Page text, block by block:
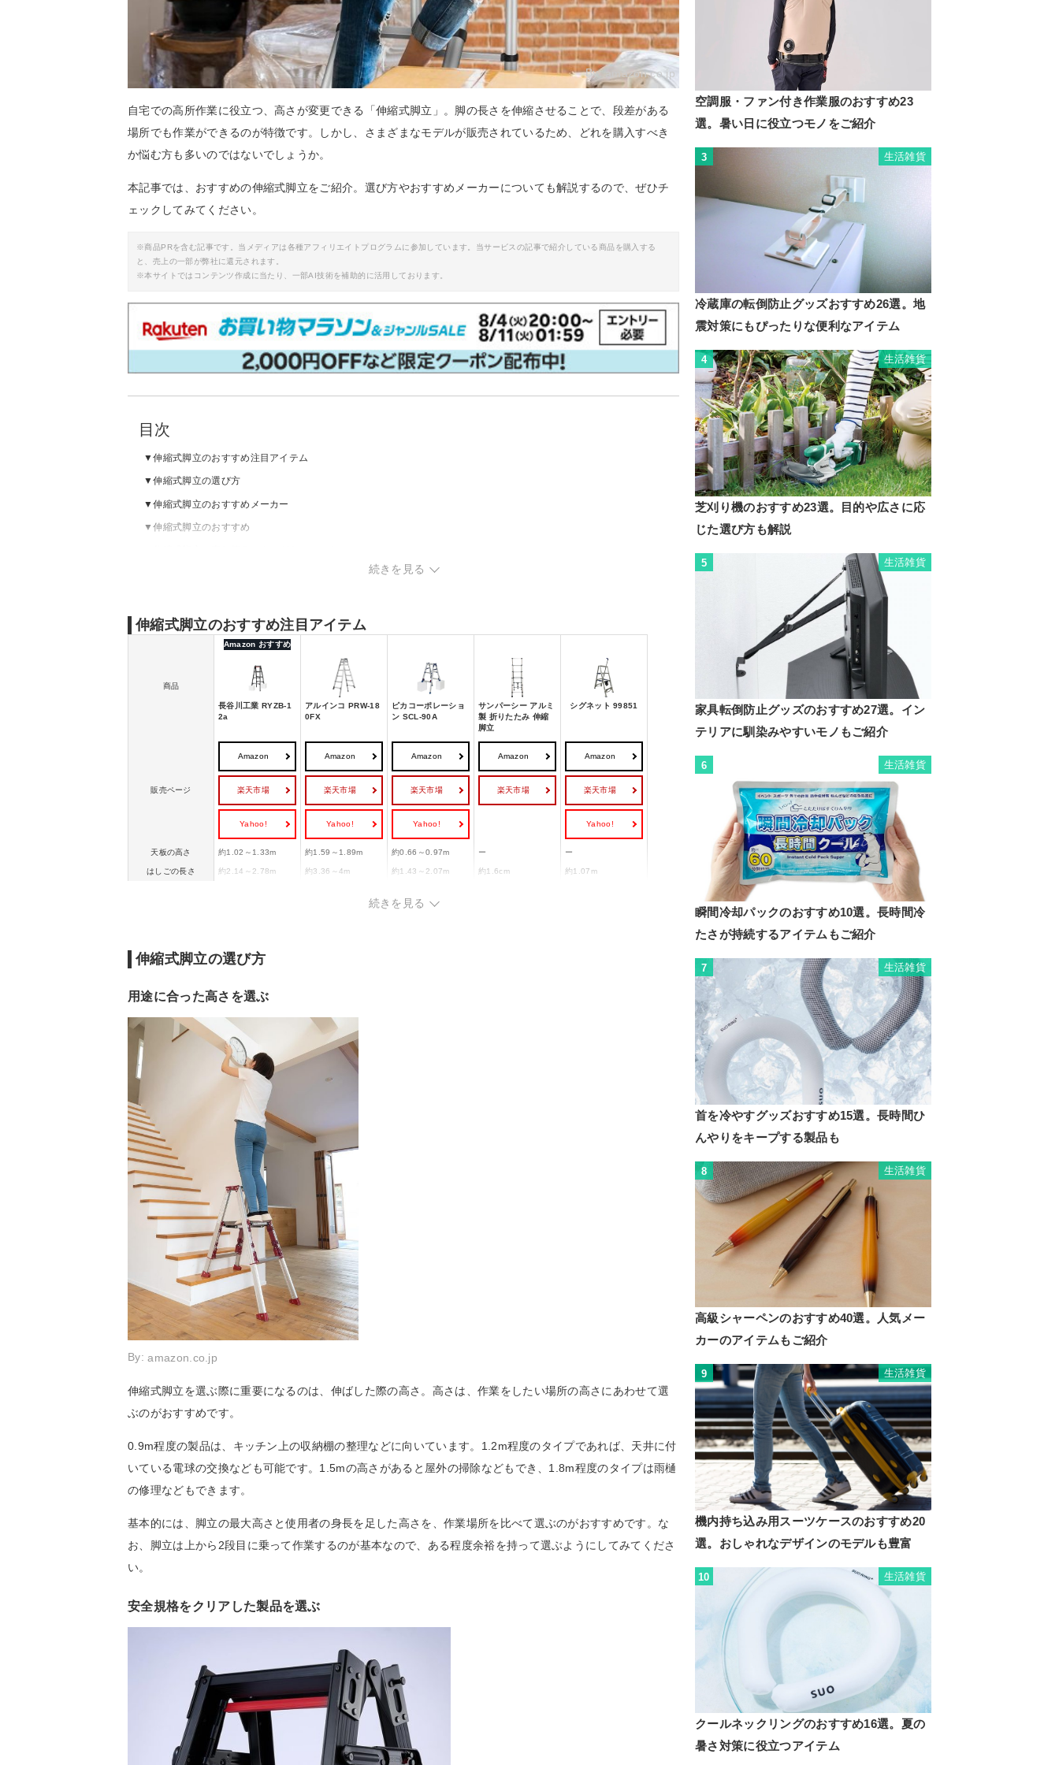
By: amazon.co.jp
自宅での高所作業に役立つ、高さが変更できる「伸縮式脚立」。脚の長さを伸縮させることで、段差がある
場所でも作業ができるのが特徴です。しかし、さまざまなモデルが販売されているため、どれを購入すべき
か悩む方も多いのではないでしょうか。
本記事では、おすすめの伸縮式脚立をご紹介。選び方やおすすめメーカーについても解説するので、ぜひチ
ェックしてみてください。
※商品PRを含む記事です。当メディアは各種アフィリエイトプログラムに参加しています。当サービスの記事で紹介している商品を購入する
と、売上の一部が弊社に還元されます。
※本サイトではコンテンツ作成に当たり、一部AI技術を補助的に活用しております。
目次
伸縮式脚立のおすすめ注目アイテム
伸縮式脚立の選び方
伸縮式脚立のおすすめメーカー
伸縮式脚立のおすすめ
続きを見る
伸縮式脚立のおすすめ注目アイテム
商品
Amazon おすすめ
長谷川工業 RYZB-1
2a
アルインコ PRW-18
0FX
ピカコーポレーショ
ン SCL-90A
サンパーシー アルミ
製 折りたたみ 伸縮
脚立
シグネット 99851
販売ページ
Amazon
楽天市場
Yahoo!
Amazon
楽天市場
Yahoo!
Amazon
楽天市場
Yahoo!
Amazon
楽天市場
Amazon
楽天市場
Yahoo!
天板の高さ 約1.02～1.33m 約1.59～1.89m 約0.66～0.97m ー ー
はしごの長さ 約2.14～2.78m 約3.36～4m 約1.43～2.07m 約1.6cm 約1.07m
行114.7～133.2cm
m
重量 約6.9kg
続きを見る
伸縮式脚立の選び方
用途に合った高さを選ぶ
By:amazon.co.jp
伸縮式脚立を選ぶ際に重要になるのは、伸ばした際の高さ。高さは、作業をしたい場所の高さにあわせて選
ぶのがおすすめです。
0.9m程度の製品は、キッチン上の収納棚の整理などに向いています。1.2m程度のタイプであれば、天井に付
いている電球の交換なども可能です。1.5mの高さがあると屋外の掃除などもでき、1.8m程度のタイプは雨樋
の修理などもできます。
基本的には、脚立の最大高さと使用者の身長を足した高さを、作業場所を比べて選ぶのがおすすめです。な
お、脚立は上から2段目に乗って作業するのが基本なので、ある程度余裕を持って選ぶようにしてみてくださ
い。
安全規格をクリアした製品を選ぶ
空調服・ファン付き作業服のおすすめ23
選。暑い日に役立つモノをご紹介
3 生活雑貨
冷蔵庫の転倒防止グッズおすすめ26選。地
震対策にもぴったりな便利なアイテム
4 生活雑貨
芝刈り機のおすすめ23選。目的や広さに応
じた選び方も解説
5 生活雑貨
家具転倒防止グッズのおすすめ27選。イン
テリアに馴染みやすいモノもご紹介
6 生活雑貨
瞬間冷却パックのおすすめ10選。長時間冷
たさが持続するアイテムもご紹介
7 生活雑貨
首を冷やすグッズおすすめ15選。長時間ひ
んやりをキープする製品も
8 生活雑貨
高級シャーペンのおすすめ40選。人気メー
カーのアイテムもご紹介
9 生活雑貨
機内持ち込み用スーツケースのおすすめ20
選。おしゃれなデザインのモデルも豊富
10 生活雑貨
クールネックリングのおすすめ16選。夏の
暑さ対策に役立つアイテム